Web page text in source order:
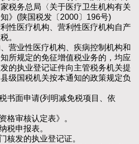
税务总局〈关于医疗卫生机构有关
》(陕国税发〔2000〕196号)
医疗机构、营利性医疗机构自产
。
业性医疗机构、疾病控制机构和
所规定的免征增值税业务的，均应
的执业登记证件向主管税务机关提
级国税机关按本通知的政策规定负
面申请(列明减免税项目、依
审核认定表》。
申报表。
发的执业登记证。